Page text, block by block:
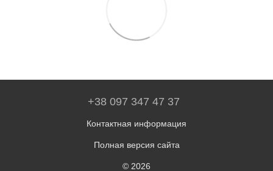
+38 097 347 47 37
Контактная информация
Полная версия сайта
© 2026